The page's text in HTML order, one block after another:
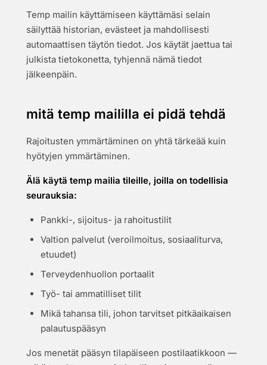
Temp mailin käyttämiseen käyttämäsi selain
säilyttää historian, evästeet ja mahdollisesti
automaattisen täytön tiedot. Jos käytät jaettua tai
julkista tietokonetta, tyhjennä nämä tiedot
jälkeenpäin.
mitä temp maililla ei pidä tehdä
Rajoitusten ymmärtäminen on yhtä tärkeää kuin
hyötyjen ymmärtäminen.
Älä käytä temp mailia tileille, joilla on todellisia
seurauksia:
Pankki-, sijoitus- ja rahoitustilit
Valtion palvelut (veroilmoitus, sosiaaliturva,
etuudet)
Terveydenhuollon portaalit
Työ- tai ammatilliset tilit
Mikä tahansa tili, johon tarvitset pitkäaikaisen
palautuspääsyn
Jos menetät pääsyn tilapäiseen postilaatikkoon —